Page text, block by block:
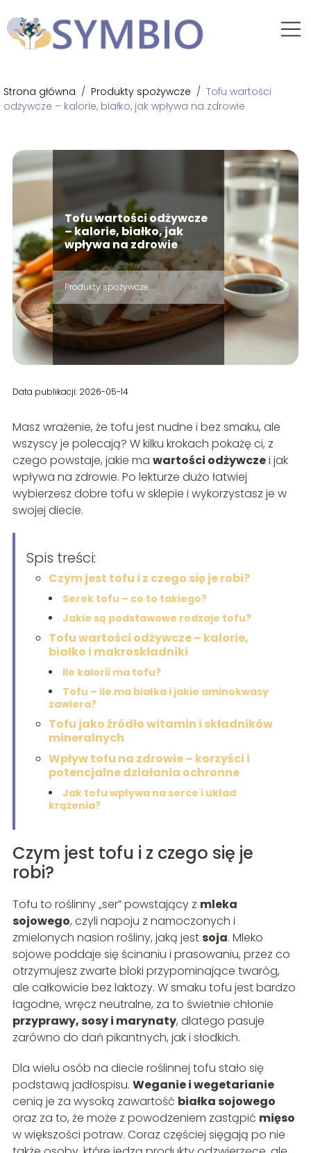
Strona główna / Produkty spożywcze / Tofu wartości
odżywcze – kalorie, białko, jak wpływa na zdrowie
Tofu wartości odżywcze
– kalorie, białko, jak
wpływa na zdrowie
Produkty spożywcze
Data publikacji: 2026-05-14
Masz wrażenie, że tofu jest nudne i bez smaku, ale
wszyscy je polecają? W kilku krokach pokażę ci, z
czego powstaje, jakie ma wartości odżywczei jak
wpływa na zdrowie. Po lekturze dużo łatwiej
wybierzesz dobre tofu w sklepie i wykorzystasz je w
swojej diecie.
Spis treści:
Czym jest tofu i z czego się je robi?
Serek tofu – co to takiego?
Jakie są podstawowe rodzaje tofu?
Tofu wartości odżywcze – kalorie,
białko i makroskładniki
Ile kalorii ma tofu?
Tofu – ile ma białka i jakie aminokwasy
zawiera?
Tofu jako źródło witamin i składników
mineralnych
Wpływ tofu na zdrowie – korzyści i
potencjalne działania ochronne
Jak tofu wpływa na serce i układ
krążenia?
Czym jest tofu i z czego się je
robi?
Tofu to roślinny „ser” powstający z mleka
sojowego, czyli napoju z namoczonych i
zmielonych nasion rośliny, jaką jestsoja. Mleko
sojowe poddaje się ścinaniu i prasowaniu, przez co
otrzymujesz zwarte bloki przypominające twaróg,
ale całkowicie bez laktozy. W smaku tofu jest bardzo
łagodne, wręcz neutralne, za to świetnie chłonie
przyprawy, sosy i marynaty, dlatego pasuje
zarówno do dań pikantnych, jak i słodkich.
Dla wielu osób na diecie roślinnej tofu stało się
podstawą jadłospisu. Weganie i wegetarianie
cenią je za wysoką zawartość białka sojowego
oraz za to, że może z powodzeniem zastąpić mięso
w większości potraw. Coraz częściej sięgają po nie